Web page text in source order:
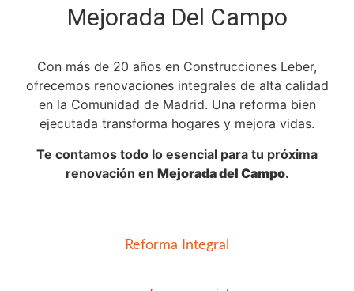
Mejorada Del Campo
Con más de 20 años en Construcciones Leber,
ofrecemos renovaciones integrales de alta calidad
en la Comunidad de Madrid. Una reforma bien
ejecutada transforma hogares y mejora vidas.
Te contamos todo lo esencial para tu próxima
renovación en Mejorada del Campo.
Reforma Integral